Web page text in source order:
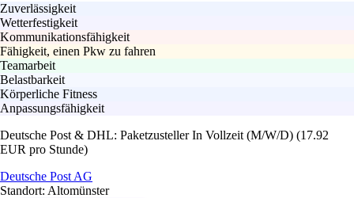
Zuverlässigkeit
Wetterfestigkeit
Kommunikationsfähigkeit
Fähigkeit, einen Pkw zu fahren
Teamarbeit
Belastbarkeit
Körperliche Fitness
Anpassungsfähigkeit
Deutsche Post & DHL: Paketzusteller In Vollzeit (M/W/D) (17.92
EUR pro Stunde)
Deutsche Post AG
Standort: Altomünster